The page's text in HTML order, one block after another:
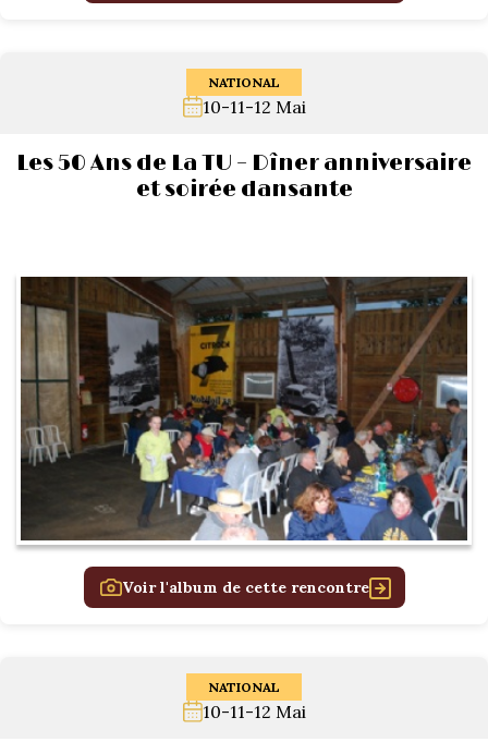
NATIONAL
10-11-12 Mai
Les 50 Ans de La TU – Dîner anniversaire
et soirée dansante
Voir l'album de cette rencontre
NATIONAL
10-11-12 Mai